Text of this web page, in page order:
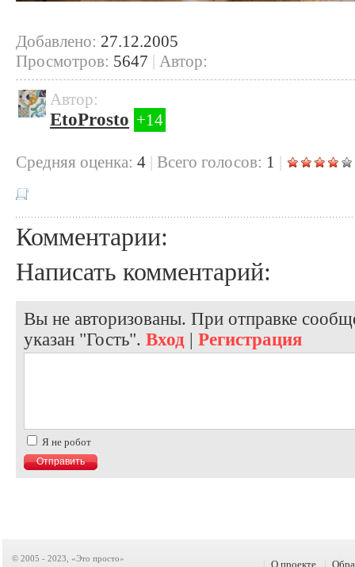
Добавлено: 27.12.2005
Просмотров: 5647 | Автор:
Автор:
EtoProsto +14
Cредняя оценка: 4 | Всего голосов: 1 |
Комментарии:
Написать комментарий:
Вы не авторизованы. При отправке
указан "Гость". Вход | Регистрация
Я не робот
© 2005 - 2023, «Это просто» О проекте